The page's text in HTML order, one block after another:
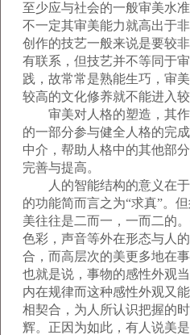
至少应与社会的一般审美水
不一定其审美能力就高出于
创作的技艺一般来说是要较
有联系，但技艺并不等同于
践，故常常是熟能生巧，审
较高的文化修养就不能进入较
审美对人格的塑造，其作
的一部分参与健全人格的完
中介，帮助人格中的其他部
完善与
人的智能结构的意义在于
的功能简而言之为“求真”。
美往往是二而一，一而二的
色彩，声音等外在形态与人
合，而高层次的美更多地在
也就是说，事物的感性外观
内在规律而这种感性外观又
相契合，为人所认识把握的
辉。正因为如此，有人说美